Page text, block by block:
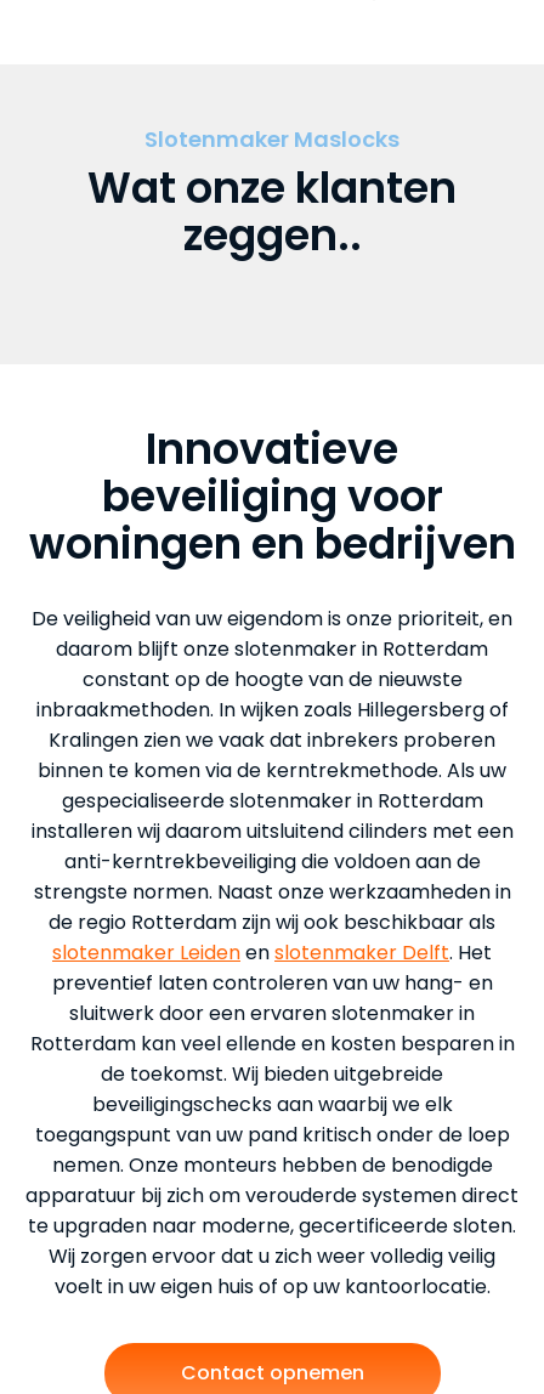
Slotenmaker Maslocks
Wat onze klanten
zeggen..
Innovatieve
beveiliging voor
woningen en bedrijven
De veiligheid van uw eigendom is onze prioriteit, en
daarom blijft onze slotenmaker in Rotterdam
constant op de hoogte van de nieuwste
inbraakmethoden. In wijken zoals Hillegersberg of
Kralingen zien we vaak dat inbrekers proberen
binnen te komen via de kerntrekmethode. Als uw
gespecialiseerde slotenmaker in Rotterdam
installeren wij daarom uitsluitend cilinders met een
anti-kerntrekbeveiliging die voldoen aan de
strengste normen. Naast onze werkzaamheden in
de regio Rotterdam zijn wij ook beschikbaar als
slotenmaker Leidenenslotenmaker Delft. Het
preventief laten controleren van uw hang- en
sluitwerk door een ervaren slotenmaker in
Rotterdam kan veel ellende en kosten besparen in
de toekomst. Wij bieden uitgebreide
beveiligingschecks aan waarbij we elk
toegangspunt van uw pand kritisch onder de loep
nemen. Onze monteurs hebben de benodigde
apparatuur bij zich om verouderde systemen direct
te upgraden naar moderne, gecertificeerde sloten.
Wij zorgen ervoor dat u zich weer volledig veilig
voelt in uw eigen huis of op uw kantoorlocatie.
Contact opnemen